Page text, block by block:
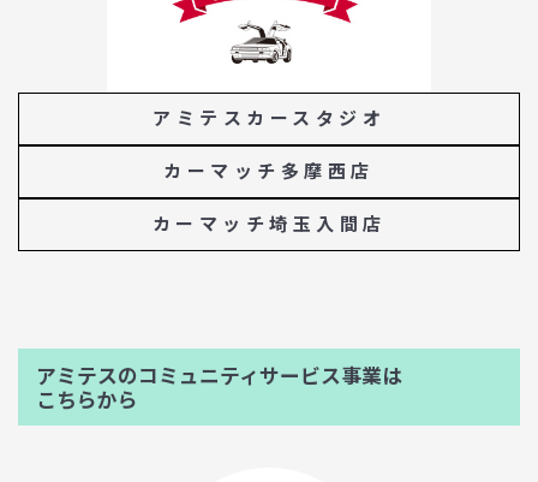
アミテスカースタジオ
カーマッチ多摩西店
カーマッチ埼玉入間店
アミテスのコミュニティサービス事業は
こちらから